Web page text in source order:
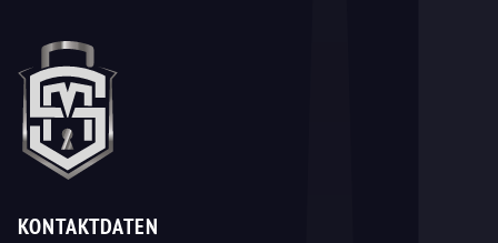
KONTAKTDATEN